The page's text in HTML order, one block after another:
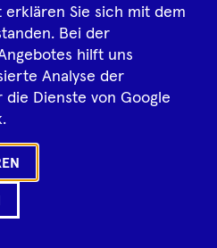
Instagram
SpotifyYouTube
erklären Sie sich mit dem
Bei der
hilft uns
Analyse der
Dienste von Google